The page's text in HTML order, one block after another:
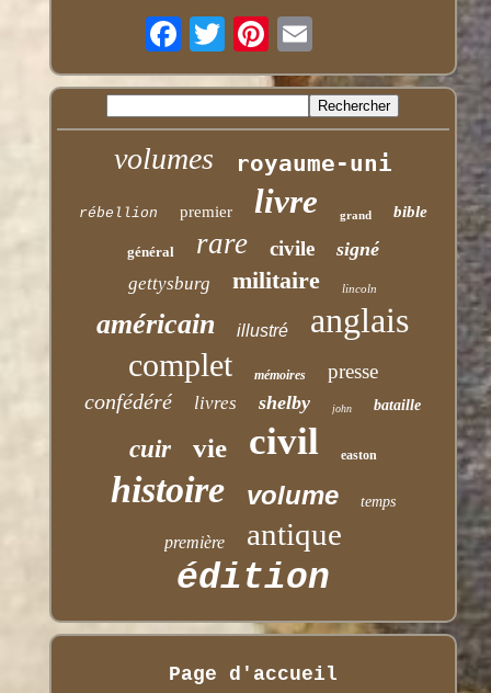
volumes royaume-uni
rébellion premier livre grand bible
général rare civile signé
gettysburg militaire lincoln
américain illustré anglais
complet mémoires presse
confédéré livres shelby john bataille
cuir vie civil easton
histoire volume temps
première antique
édition
Page d'accueil